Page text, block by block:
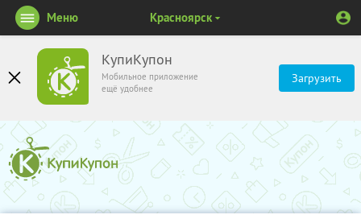
КупиКупон
Мобильное приложение
ещё удобнее
Загрузить
Меню Красноярск